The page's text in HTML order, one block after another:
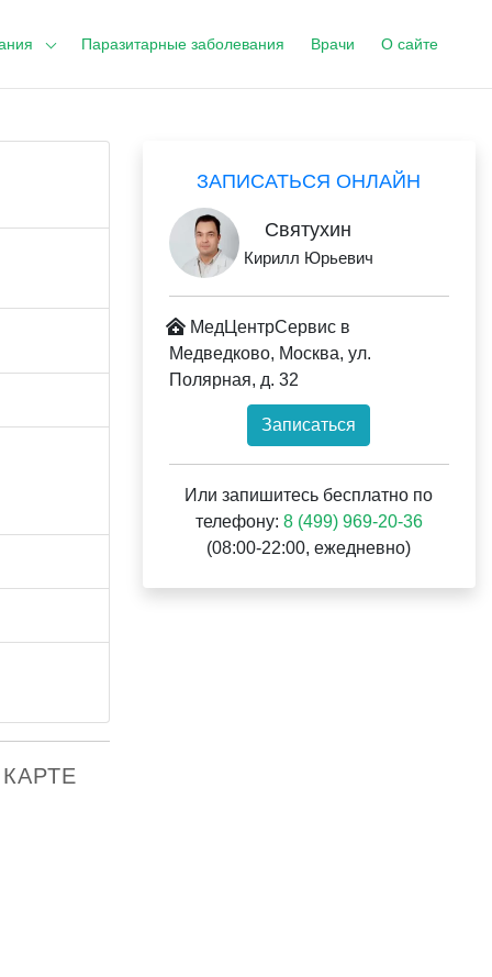
Паразитарные заболевания Врачи О сайте
ЗАПИСАТЬСЯ ОНЛАЙН
Святухин
Кирилл Юрьевич
МедЦентрСервис в
Медведково, Москва, ул.
Полярная, д. 32
Записаться
Или запишитесь бесплатно по
телефону: 8 (499) 969-20-36
(08:00-22:00, ежедневно)